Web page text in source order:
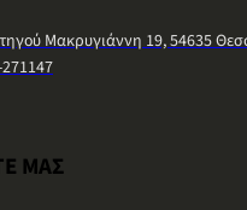
Μακρυγιάννη 19, 54635
ΜΑΣ